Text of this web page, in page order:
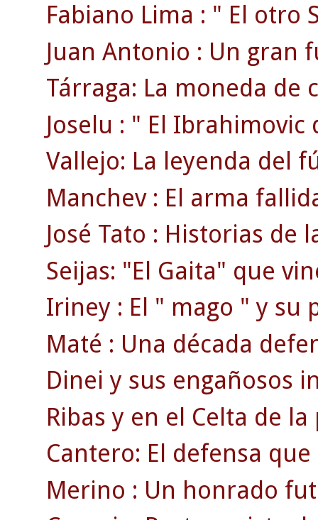
Fabiano Lima : " El otro
Juan Antonio : Un gran
Tárraga: La moneda de
Joselu : " El Ibrahimovic
Vallejo: La leyenda del
Manchev : El arma
José Tato : Historias de
Seijas: "El Gaita" que
Iriney : El " mago " y su
Maté : Una década
Dinei y sus engañosos
Ribas y en el Celta de
Cantero: El defensa
Merino : Un honrado